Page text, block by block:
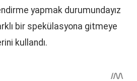
yapmak durumundayız
bir spekülasyona gitmeye
kullandı.